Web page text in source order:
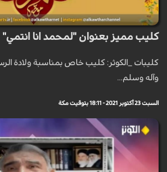
كليب مميز بعنوان "لمحمد انا انتمي"
كليبات _الكوثر: كليب خاص بمناسبة ولادة
وآله وسلم...
السبت 23 أكتوبر 2021 - 18:11 بتوقيت مكة